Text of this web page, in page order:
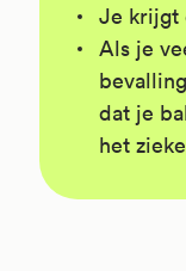
Je krijgt
Als je
dat je
het